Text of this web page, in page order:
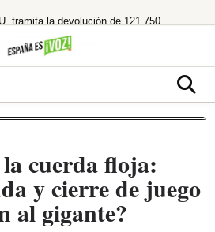
¡Bomba! EE.UU. tramita la devolución de 121.750 millones por aranceles de Trump
digital y deja un legado en llamas!
cuerda floja:
y cierre de juego
al gigante?